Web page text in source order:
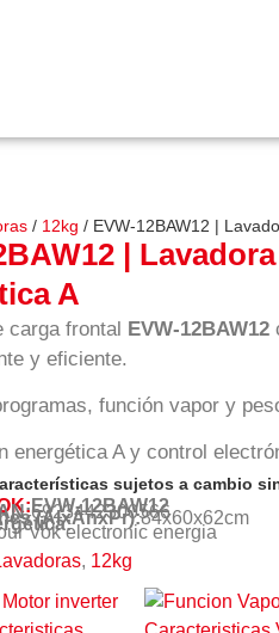
/ 12kg / EVW-12BAW12 |
|
A
carga frontal EVW-12BAW12
y eficiente.
función vapor y
energética A y control
sujetos a cambio
EVW-12BAW12
6923442300566
(AlxAnxPr):84x60x62cm
, 12kg